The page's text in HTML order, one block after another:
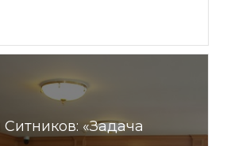
«Задача